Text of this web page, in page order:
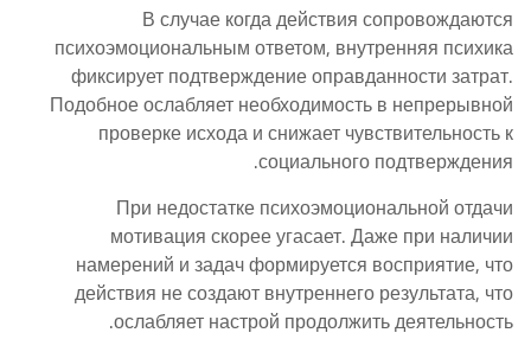
В случае когда действия сопровождаются
психоэмоциональным ответом, внутренняя психика
фиксирует подтверждение оправданности затрат.
Подобное ослабляет необходимость в непрерывной
проверке исхода и снижает чувствительность к
социального подтверждения.
При недостатке психоэмоциональной отдачи
мотивация скорее угасает. Даже при наличии
намерений и задач формируется восприятие, что
действия не создают внутреннего результата, что
ослабляет настрой продолжить деятельность.